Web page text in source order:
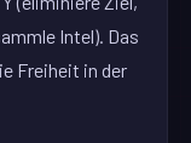
Intel). Das
Freiheit in der